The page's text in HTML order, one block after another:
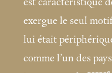
exergue le seul
lui était
comme l’un des